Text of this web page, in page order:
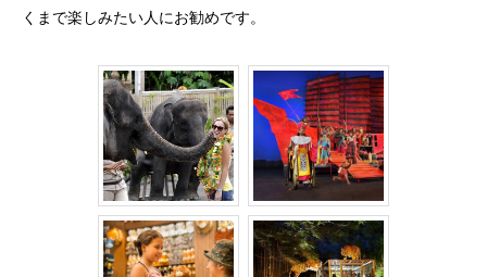
くまで楽しみたい人にお勧めです。